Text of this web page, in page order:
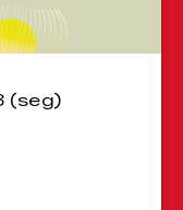
(seg)